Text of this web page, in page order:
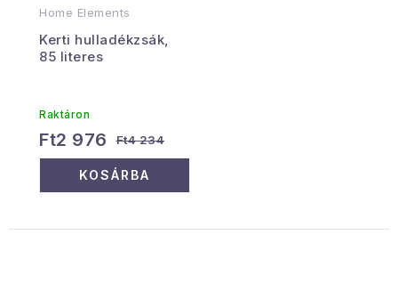
Home Elements
Kerti hulladékzsák,
85 literes
Raktáron
Ft2 976 Ft4 234
KOSÁRBA